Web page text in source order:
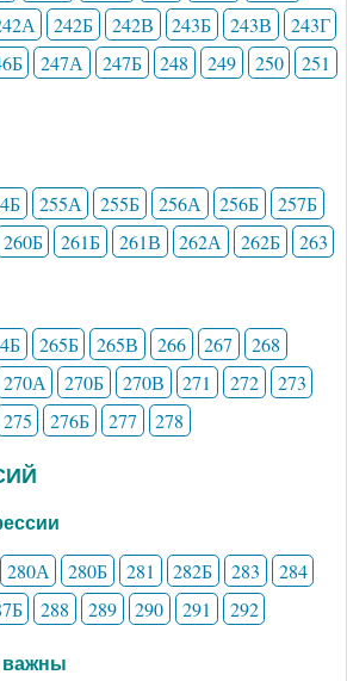
242Б 242В 243Б 243В
243Г
247А 247Б 248 249 250
251
255А 255Б 256А 256Б
257Б
260Б 261Б 261В 262А 262Б 263
265Б 265В 266 267
268
270А 270Б 270В 271 272
273
275 276Б 277 278
280А 280Б 281 282Б 283
284
288 289 290 291 292
важны